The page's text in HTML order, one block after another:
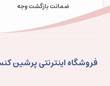
ضمانت بازگشت وجه
فروشگاه اینترنتی پرشین